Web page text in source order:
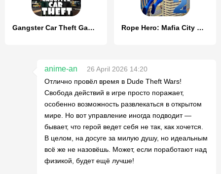
Gangster Car Theft Games Rope Hero: Mafia City Wars
anime-an
26 April 2026 14:20
Отлично провёл время в Dude Theft Wars!
Свобода действий в игре просто поражает,
особенно возможность развлекаться в открытом
мире. Но вот управление иногда подводит —
бывает, что герой ведет себя не так, как хочется.
В целом, на досуге за милую душу, но идеальным
всё же не назовёшь. Может, если поработают над
физикой, будет ещё лучше!